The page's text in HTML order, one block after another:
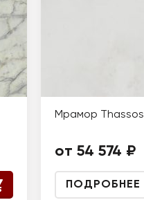
Мрамор Thassos
от 54 574 ₽
ПОДРОБНЕЕ